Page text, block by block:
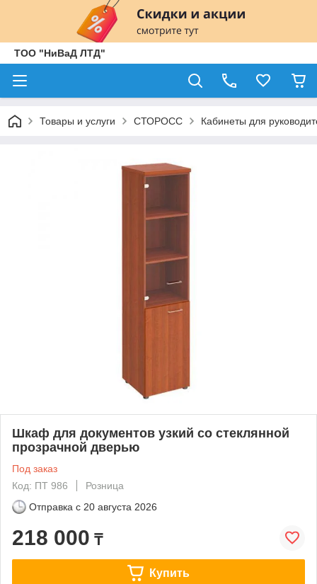
ТОО "НиВаД ЛТД"
Товары и услуги СТОРОСС Кабинеты для
Шкаф для документов узкий со стеклянной
прозрачной дверью
Под заказ
Код: ПТ 986
Розница
Отправка с 20 августа 2026
218 000 ₸
Купить